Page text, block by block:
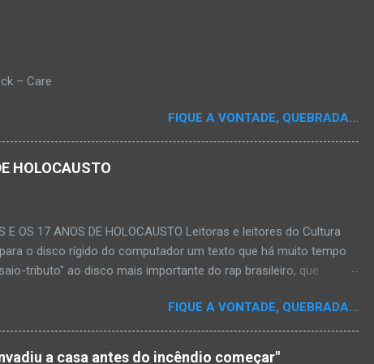
– Care
FIQUE A VONTADE, QUEBRADA...
HOLOCAUSTO
E OS 17 ANOS DE HOLOCAUSTO Leitoras e leitores do Cultura
o disco rígido do computador um texto que há muito tempo
tributo" ao disco mais importante do rap brasileiro, que
É muito disseminada em nosso país a crença de que o
por aí que não cultuamos nossos antepassados nem nossa
ao hip-hop, cabe a nós, formadores de opinião
FIQUE A VONTADE, QUEBRADA...
a casa antes do incêndio começar"